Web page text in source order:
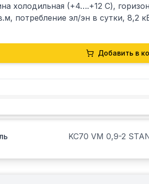
холодильная (+4….+12 С),
потребление эл/эн в сутки, 8,2
Добавить в
KC70 VM 0,9-2